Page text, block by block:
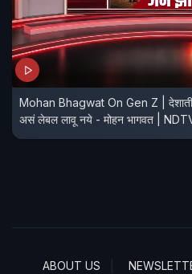
Mohan Bhagwat On Gen Z |
असं लेबल लावू नये - मोहन भागवत |
ABOUT US